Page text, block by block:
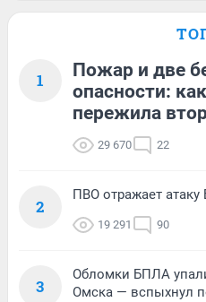
1
Пожар и две
опасности:
пережила
29 670 22
2
ПВО отражает
19 291 90
3
Обломки БПЛА
Омска — вспыхнул